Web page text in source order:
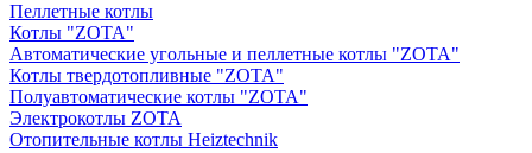
Пеллетные котлы
Котлы "ZOTA"
Автоматические угольные и пеллетные котлы "ZOTA"
Котлы твердотопливные "ZOTA"
Полуавтоматические котлы "ZOTA"
Электрокотлы ZOTA
Отопительные котлы Heiztechnik